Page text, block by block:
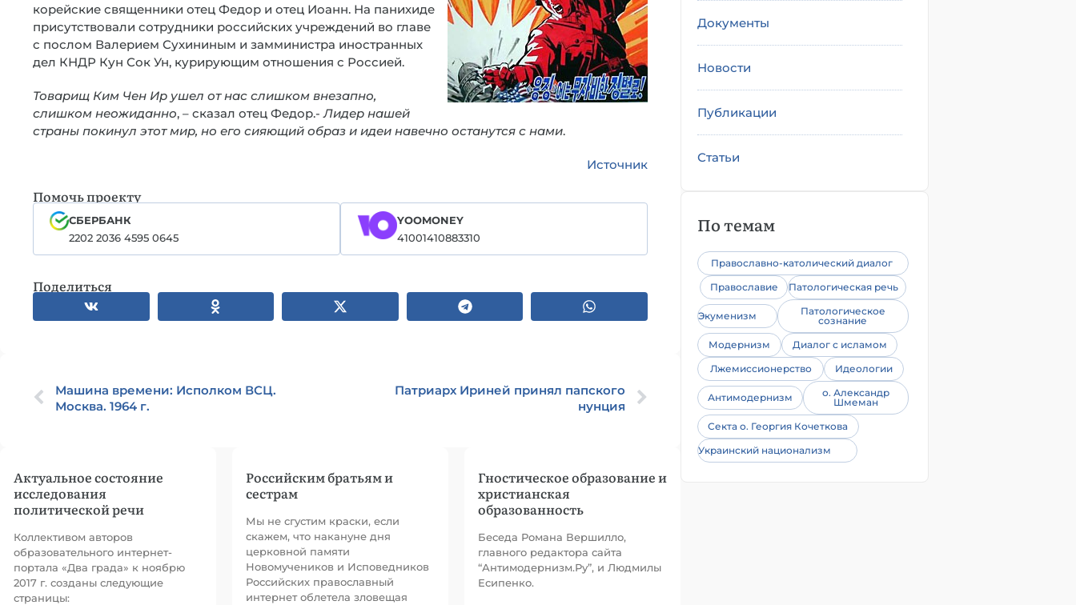
корейские священники отец Федор и отец Иоанн. На панихиде
присутствовали сотрудники российских учреждений во главе
с послом Валерием Сухининым и замминистра иностранных
дел КНДР Кун Сок Ун, курирующим отношения с Россией.
Товарищ Ким Чен Ир ушел от нас слишком внезапно,
слишком неожиданно, – сказал отец Федор.-Лидер нашей
страны покинул этот мир, но его сияющий образ и идеи навечно останутся с нами.
Источник
Помочь проекту
СБЕРБАНК
2202 2036 4595 0645
YOOMONEY
41001410883310
Поделиться
Машина времени: Исполком ВСЦ.
Москва. 1964 г.
Патриарх Ириней принял папского
нунция
Актуальное состояние
исследования
политической речи
Коллективом авторов
образовательного интернет-
портала «Два града» к ноябрю
2017 г. созданы следующие
страницы:
Российским братьям и
сестрам
Мы не сгустим краски, если
скажем, что накануне дня
церковной памяти
Новомучеников и Исповедников
Российских православный
интернет облетела зловещая
Гностическое образование и
христианская
образованность
Беседа Романа Вершилло,
главного редактора сайта
“Антимодернизм.Ру”, и Людмилы
Есипенко.
Документы
Новости
Публикации
Статьи
По темам
Православно-католический диалог
Православие
Патологическая речь
Экуменизм
Патологическое
сознание
Модернизм
Диалог с исламом
Лжемиссионерство
Идеологии
Антимодернизм
о. Александр
Шмеман
Секта о. Георгия Кочеткова
Украинский национализм